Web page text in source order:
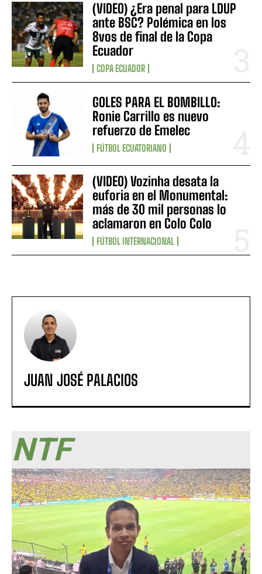
(VIDEO) ¿Era penal para LDUP
ante BSC? Polémica en los
8vos de final de la Copa
Ecuador
COPA ECUADOR
GOLES PARA EL BOMBILLO:
Ronie Carrillo es nuevo
refuerzo de Emelec
FÚTBOL ECUATORIANO
(VIDEO) Vozinha desata la
euforia en el Monumental:
más de 30 mil personas lo
aclamaron en Colo Colo
FÚTBOL INTERNACIONAL
JUAN JOSÉ PALACIOS
NTF